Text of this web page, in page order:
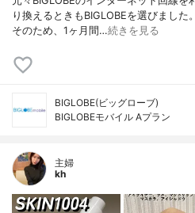
り換えるときもBIGLOBEを選びました
そのため、1ヶ月間…続きを見る
BIGLOBE(ビッグローブ)
BIGLOBEモバイル Aプラン
主婦
kh